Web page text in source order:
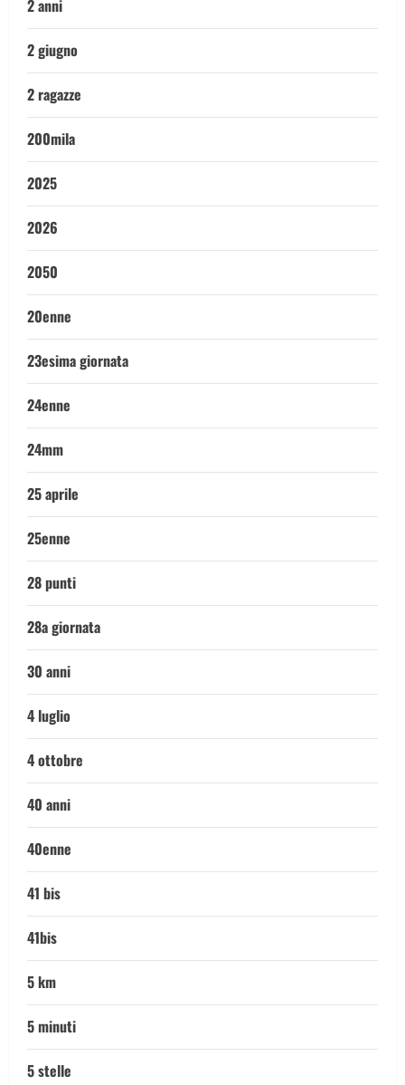
2 anni
2 giugno
2 ragazze
200mila
2025
2026
2050
20enne
23esima giornata
24enne
24mm
25 aprile
25enne
28 punti
28a giornata
30 anni
4 luglio
4 ottobre
40 anni
40enne
41 bis
41bis
5 km
5 minuti
5 stelle